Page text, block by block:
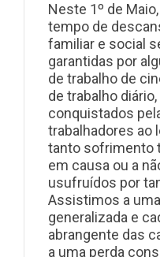
Neste 1º de
tempo de
familiar e social
garantidas por
de trabalho de
de trabalho
conquistados
trabalhadores ao
tanto sofrimento
em causa ou a
usufruídos por
Assistimos a
generalizada e
abrangente das
a uma perda